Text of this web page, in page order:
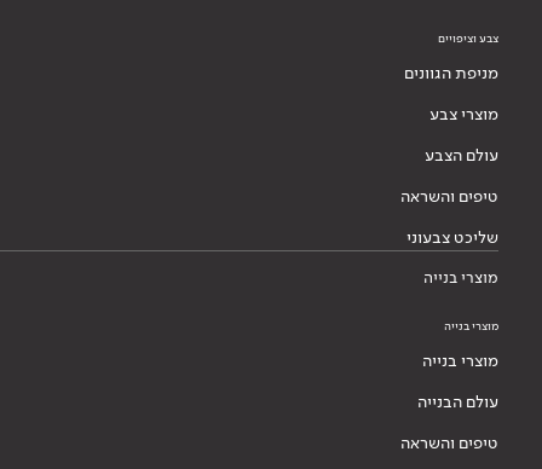
צבע וציפויים
מניפת הגוונים
מוצרי צבע
עולם הצבע
טיפים והשראה
שליכט צבעוני
מוצרי בנייה
מוצרי בנייה
מוצרי בנייה
עולם הבנייה
טיפים והשראה